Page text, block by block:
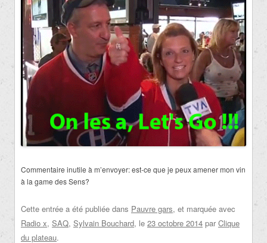
Commentaire inutile à m’envoyer: est-ce que je peux amener mon vin
à la game des Sens?
Cette entrée a été publiée dans Pauvre gars, et marquée avec
Radio x, SAQ, Sylvain Bouchard, le 23 octobre 2014 par Clique
du plateau.